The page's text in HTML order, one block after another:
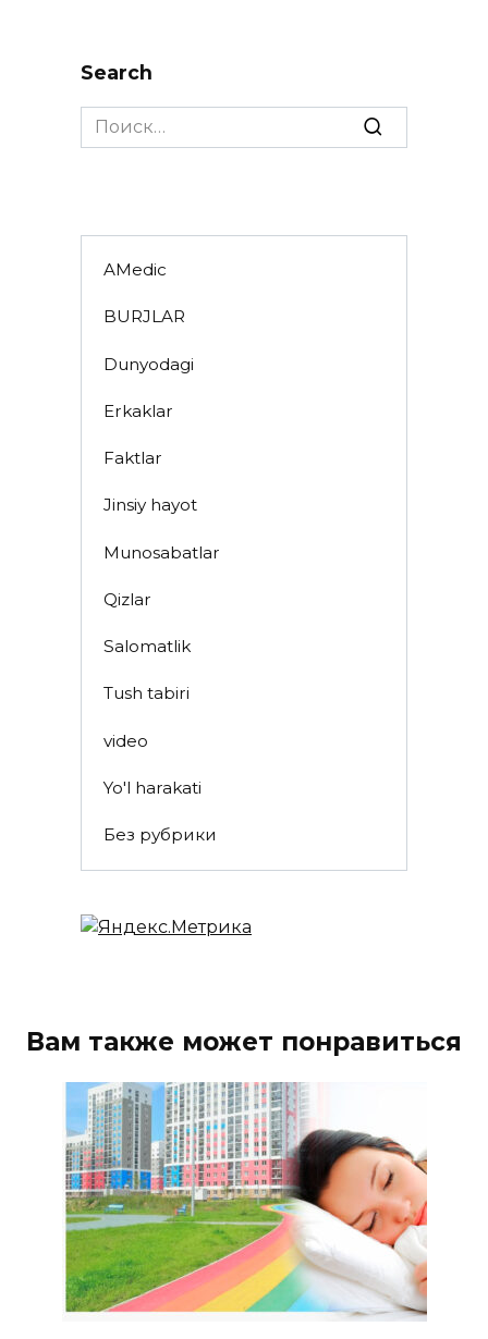
Search
Search
for:
AMedic
BURJLAR
Dunyodagi
Erkaklar
Faktlar
Jinsiy hayot
Munosabatlar
Qizlar
Salomatlik
Tush tabiri
video
Yo'l harakati
Без рубрики
Вам также может понравиться